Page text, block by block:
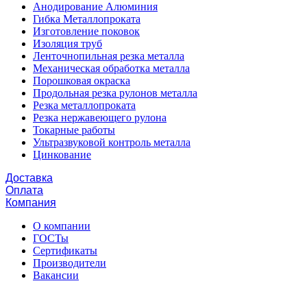
Анодирование Алюминия
Гибка Металлопроката
Изготовление поковок
Изоляция труб
Ленточнопильная резка металла
Механическая обработка металла
Порошковая окраска
Продольная резка рулонов металла
Резка металлопроката
Резка нержавеющего рулона
Токарные работы
Ультразвуковой контроль металла
Цинкование
Доставка
Оплата
Компания
О компании
ГОСТы
Сертификаты
Производители
Вакансии